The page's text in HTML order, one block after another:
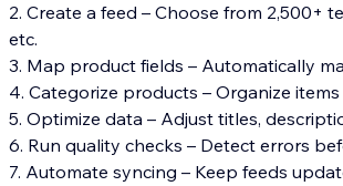
2. Create a feed – Choose from 2,500+
etc.
3. Map product fields – Automatically
4. Categorize products – Organize
5. Optimize data – Adjust titles,
6. Run quality checks – Detect errors
7. Automate syncing – Keep feeds